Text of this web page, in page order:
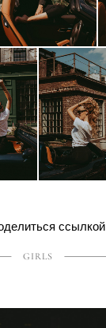
ссылкой
GIRLS